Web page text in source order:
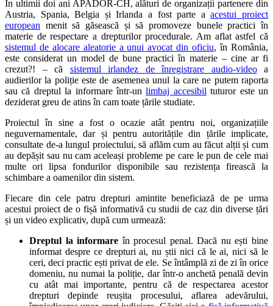
În ultimii doi ani APADOR-CH, alături de organizații partenere din
Austria, Spania, Belgia și Irlanda a fost parte aacestui proiect
european menit să găsească și să promoveze bunele practici în
materie de respectare a drepturilor procedurale. Am aflat astfel că
sistemul de alocare aleatorie a unui avocat din oficiu, în România,
este considerat un model de bune practici în materie – cine ar fi
crezut?! – că sistemul irlandez de înregistrare audio-videoa
audierilor la poliție este de asemenea unul la care ne putem raporta
sau că dreptul la informare într-unlimbaj accesibil tuturor este un
deziderat greu de atins în cam toate țările studiate.
Proiectul în sine a fost o ocazie atât pentru noi, organizațiile
neguvernamentale, dar și pentru autoritățile din țările implicate,
consultate de-a lungul proiectului, să aflăm cum au făcut alții și cum
au depășit sau nu cam aceleași probleme pe care le pun de cele mai
multe ori lipsa fondurilor disponibile sau rezistența firească la
schimbare a oamenilor din sistem.
Fiecare din cele patru drepturi amintite beneficiază de pe urma
acestui proiect de o fișă informativă cu studii de caz din diverse țări
și un video explicativ, după cum urmează:
Dreptul la informare în procesul penal. Dacă nu ești bine
informat despre ce drepturi ai, nu știi nici că le ai, nici să le
ceri, deci practic ești privat de ele. Se întâmplă zi de zi în orice
domeniu, nu numai la poliție, dar într-o anchetă penală devin
cu atât mai importante, pentru că de respectarea acestor
drepturi depinde reușita procesului, aflarea adevărului,